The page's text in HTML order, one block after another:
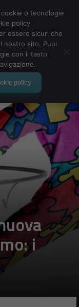
i
o tecnologie
policy
essere sicuri che
nostro sito. Puoi
con il tasto
policy